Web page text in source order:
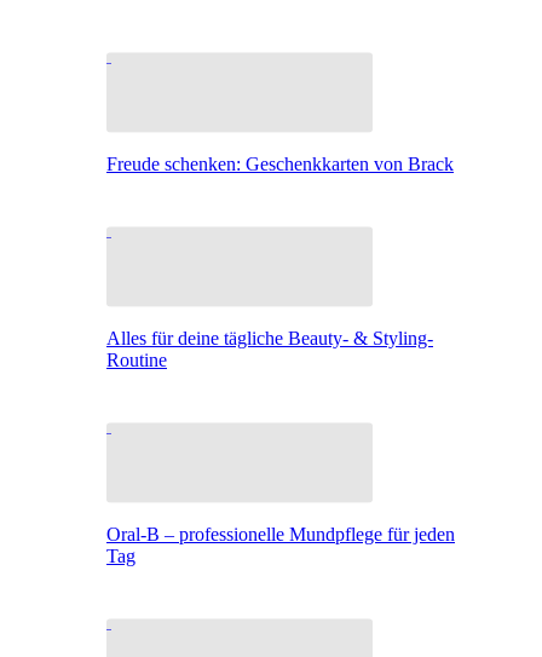
Freude schenken: Geschenkkarten von Brack
Alles für deine tägliche Beauty- & Styling-
Routine
Oral-B – professionelle Mundpflege für jeden
Tag